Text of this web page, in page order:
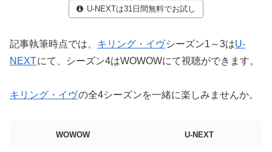
U-NEXTは31日間無料でお試し
記事執筆時点では、 キリング・イヴシーズン1～3はU-
NEXTにて、シーズン4はWOWOWにて視聴ができます。
キリング・イヴの全4シーズンを一緒に楽しみませんか。
WOWOW U-NEXT